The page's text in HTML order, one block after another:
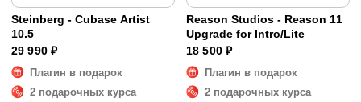
Steinberg - Cubase Artist
10.5
29 990 ₽
Плагин в подарок
2 подарочных курса
Reason Studios - Reason 11
Upgrade for Intro/Lite
18 500 ₽
Плагин в подарок
2 подарочных курса